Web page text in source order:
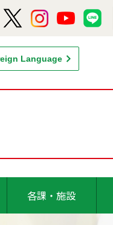
Language
各課・施設